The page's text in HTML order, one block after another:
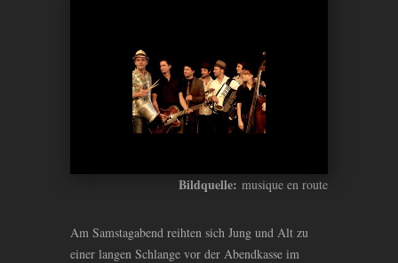
Bildquelle: musique en route
Am Samstagabend reihten sich Jung und Alt zu
einer langen Schlange vor der Abendkasse im